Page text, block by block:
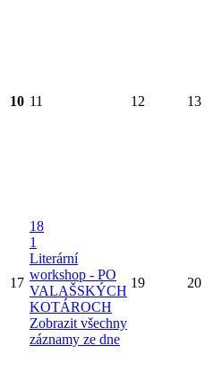
10 11 12 13
17
18
1
Literární
workshop - PO
VALAŠSKÝCH
KOTÁROCH
Zobrazit všechny
záznamy ze dne
19 20